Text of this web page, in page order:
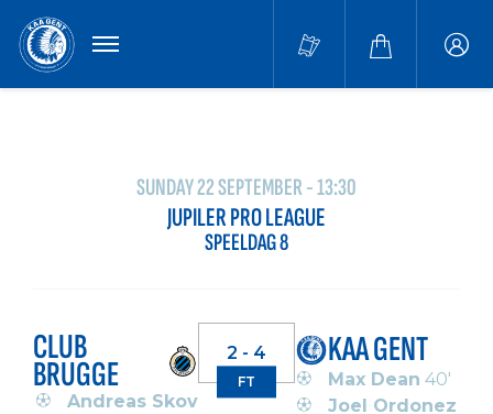
MENU
SUNDAY 22 SEPTEMBER - 13:30
JUPILER PRO LEAGUE
SPEELDAG 8
CLUB
BRUGGE
Andreas Skov
2 - 4
FT
KAA GENT
Max Dean 40'
Joel Ordonez